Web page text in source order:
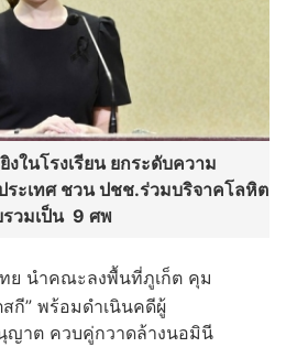
งในโรงเรียน ยกระดับความ
ะเทศ ชวน ปชช.ร่วมบริจาคโลหิต
รวมเป็น 9 ศพ
ย นำคณะลงพื้นที่ภูเก็ต คุม
สกี” พร้อมดำเนินคดีผู้
ญาต ควบคู่กวาดล้างนอมินี